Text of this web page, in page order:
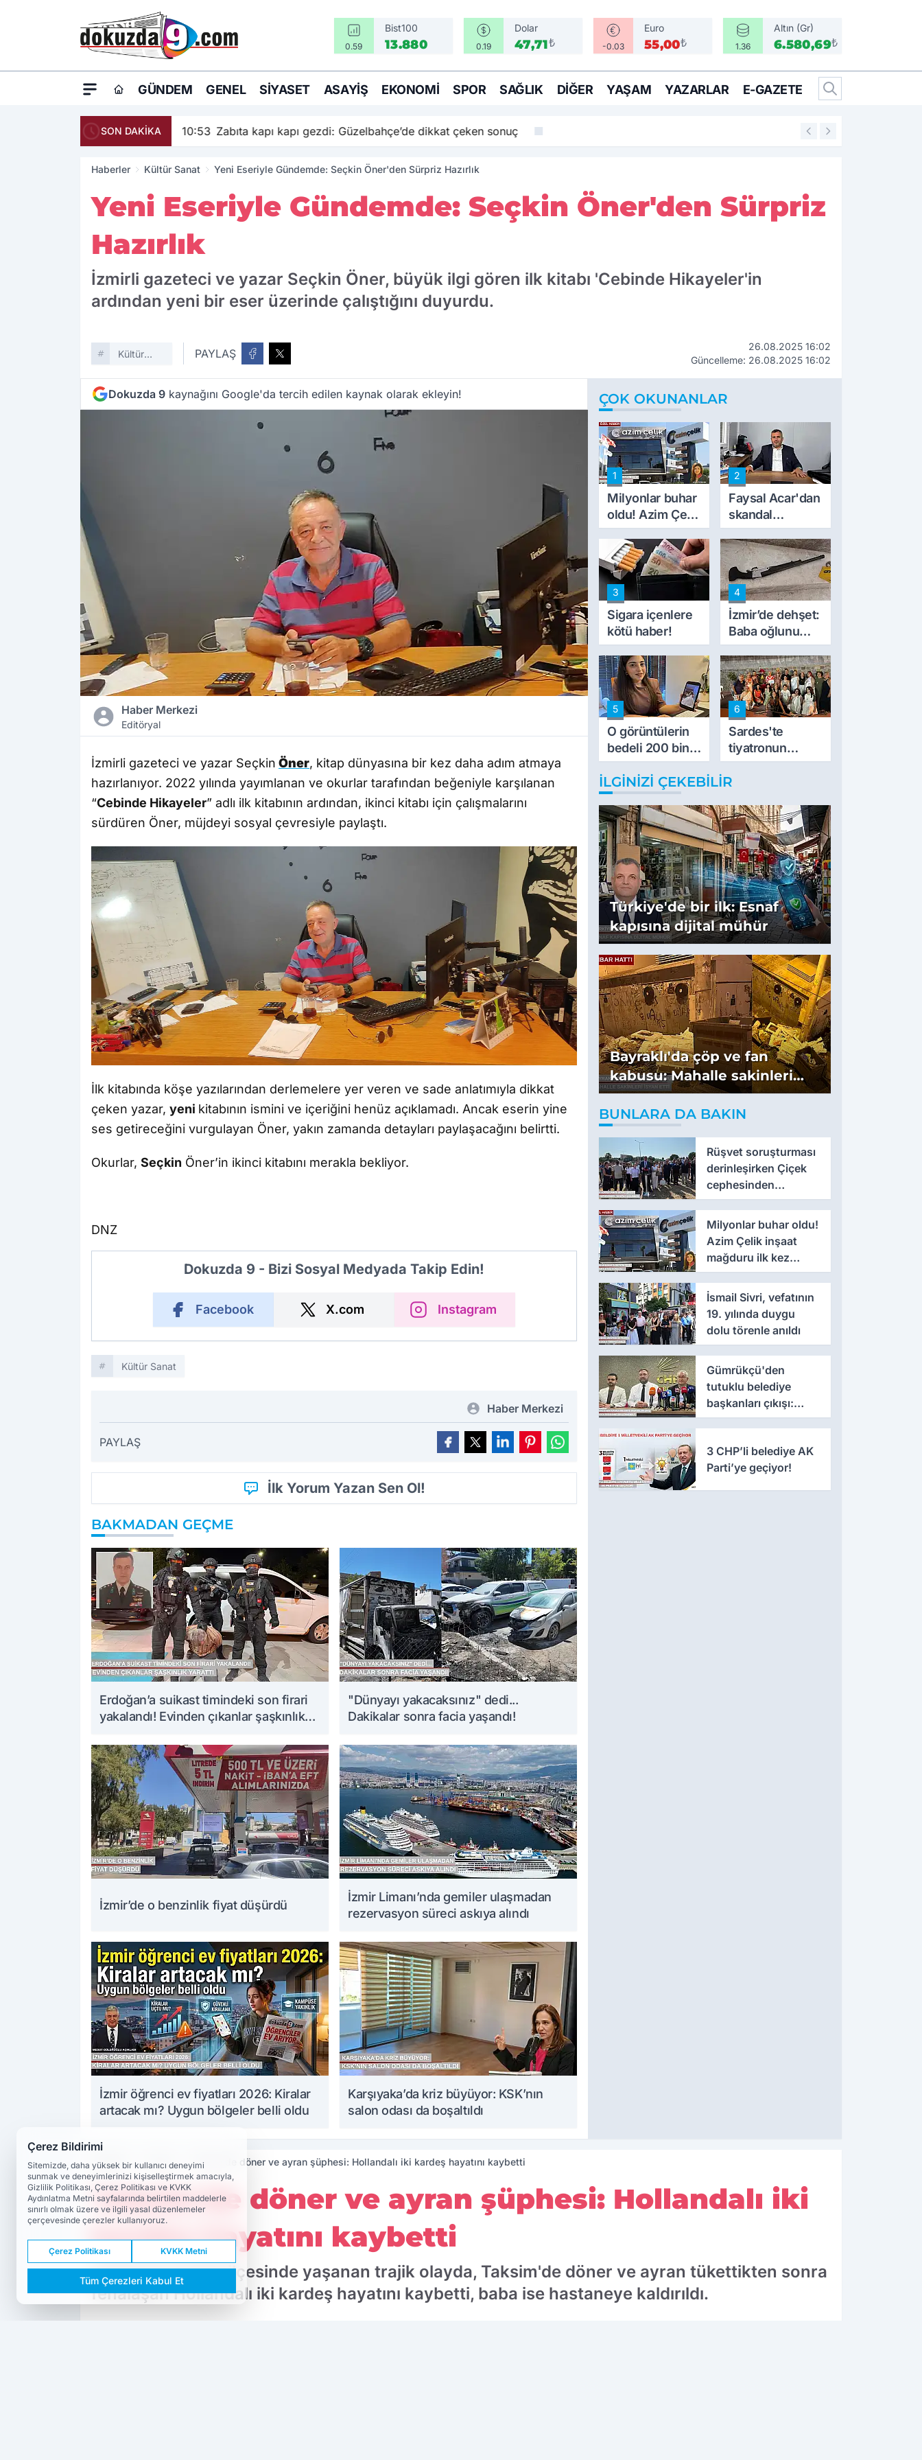
0.59
Bist100
13.880 0.19
Dolar
47,71₺ -0.03
Euro
55,00₺ 1.36
Altın (Gr)
6.580,69₺
GÜNDEM GENEL SIYASET ASAYIŞ EKONOMI SPOR SAĞLIK DIĞER YAŞAM YAZARLAR E-GAZETE
SON DAKİKA 10:53 Zabıta kapı kapı gezdi: Güzelbahçe’de dikkat çeken sonuç 10:43
Haberler Kültür Sanat Yeni Eseriyle Gündemde: Seçkin Öner'den Sürpriz Hazırlık
Yeni Eseriyle Gündemde: Seçkin Öner'den Sürpriz
Hazırlık
İzmirli gazeteci ve yazar Seçkin Öner, büyük ilgi gören ilk kitabı 'Cebinde Hikayeler'in
ardından yeni bir eser üzerinde çalıştığını duyurdu.
Kültür
PAYLAŞ
26.08.2025 16:02
Güncelleme: 26.08.2025 16:02
Dokuzda 9 kaynağını Google'da tercih edilen kaynak olarak ekleyin!
Haber Merkezi
Editöryal
İzmirli gazeteci ve yazar Seçkin Öner, kitap dünyasına bir kez daha adım atmaya
hazırlanıyor. 2022 yılında yayımlanan ve okurlar tarafından beğeniyle karşılanan
“Cebinde Hikayeler” adlı ilk kitabının ardından, ikinci kitabı için çalışmalarını
sürdüren Öner, müjdeyi sosyal çevresiyle paylaştı.
İlk kitabında köşe yazılarından derlemelere yer veren ve sade anlatımıyla dikkat
çeken yazar, yeni kitabının ismini ve içeriğini henüz açıklamadı. Ancak eserin yine
ses getireceğini vurgulayan Öner, yakın zamanda detayları paylaşacağını belirtti.
Okurlar, Seçkin Öner’in ikinci kitabını merakla bekliyor.
DNZ
Dokuzda 9 - Bizi Sosyal Medyada Takip Edin!
Facebook X.com Instagram
Kültür Sanat
Haber Merkezi
PAYLAŞ
İlk Yorum Yazan Sen Ol!
BAKMADAN GEÇME
Erdoğan’a suikast timindeki son firari
yakalandı! Evinden çıkanlar şaşkınlık
"Dünyayı yakacaksınız" dedi...
Dakikalar sonra facia yaşandı!
İzmir’de o benzinlik fiyat düşürdü
İzmir Limanı’nda gemiler ulaşmadan
rezervasyon süreci askıya alındı
İzmir öğrenci ev fiyatları 2026: Kiralar
artacak mı? Uygun bölgeler belli oldu
Karşıyaka’da kriz büyüyor: KSK’nın
salon odası da boşaltıldı
ÇOK OKUNANLAR
1
Milyonlar buhar
oldu! Azim Çelik
inşaat mağduru
ilk kez konuştu
2
Faysal Acar'dan
skandal
açıklamalar:
'Haluk Levent
peynircilerimizi
de kıskaca aldı,
müdahale ettik'
3
Sigara içenlere
kötü haber!
4
İzmir’de dehşet:
Baba oğlunu
vurdu
5
O görüntülerin
bedeli 200 bin
TL
6
Sardes'te
tiyatronun
imece ruhu
binlerce yıllık
İLGINIZI ÇEKEBILIR
Türkiye'de bir ilk: Esnaf
kapısına dijital mühür
Bayraklı'da çöp ve fan
kabusu: Mahalle sakinleri
isyan etti
BUNLARA DA BAKIN
Rüşvet soruşturması
derinleşirken Çiçek
cephesinden
'montaj' savunması
Milyonlar buhar oldu!
Azim Çelik inşaat
mağduru ilk kez
konuştu
İsmail Sivri, vefatının
19. yılında duygu
dolu törenle anıldı
Gümrükçü'den
tutuklu belediye
başkanları çıkışı:
'Yıllarca iddianame
3 CHP’li belediye AK
Parti’ye geçiyor!
Haberler Asayiş Taksim'de döner ve ayran şüphesi: Hollandalı iki kardeş hayatını kaybetti
Taksim'de döner ve ayran şüphesi: Hollandalı iki
kardeş hayatını kaybetti
İstanbul'un Fatih ilçesinde yaşanan trajik olayda, Taksim'de döner ve ayran tükettikten sonra
fenalaşan Hollandalı iki kardeş hayatını kaybetti, baba ise hastaneye kaldırıldı.
Çerez Bildirimi
Sitemizde, daha yüksek bir kullanıcı deneyimi
sunmak ve deneyimlerinizi kişiselleştirmek amacıyla,
Gizlilik Politikası, Çerez Politikası ve KVKK
Aydınlatma Metni sayfalarında belirtilen maddelerle
sınırlı olmak üzere ve ilgili yasal düzenlemeler
çerçevesinde çerezler kullanıyoruz.
Çerez Politikası KVKK Metni
Tüm Çerezleri Kabul Et